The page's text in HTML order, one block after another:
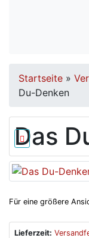
Startseite »
Du-Denken
Das
Für eine größere
Lieferzeit: